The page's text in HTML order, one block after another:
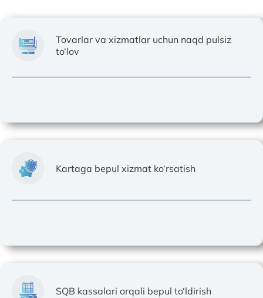
Tovarlar va xizmatlar uchun naqd pulsiz
to‘lov
Kartaga bepul xizmat ko‘rsatish
SQB kassalari orqali bepul to‘ldirish